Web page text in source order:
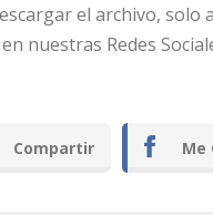
el archivo, solo
en nuestras Redes
Compartir Me